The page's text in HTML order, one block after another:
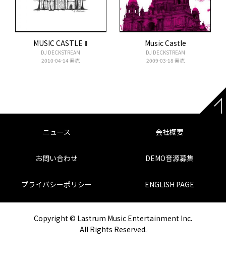
ENGLISH PAGE
MUSIC CASTLE Ⅱ
DJ DECKSTREAM
2010-04-14 発売
Music Castle
DJ DECKSTREAM
2009-03-18 発売
ニュース 会社概要
お問い合わせ DEMO音源募集
プライバシーポリシー ENGLISH PAGE
Copyright © Lastrum Music Entertainment Inc.
All Rights Reserved.